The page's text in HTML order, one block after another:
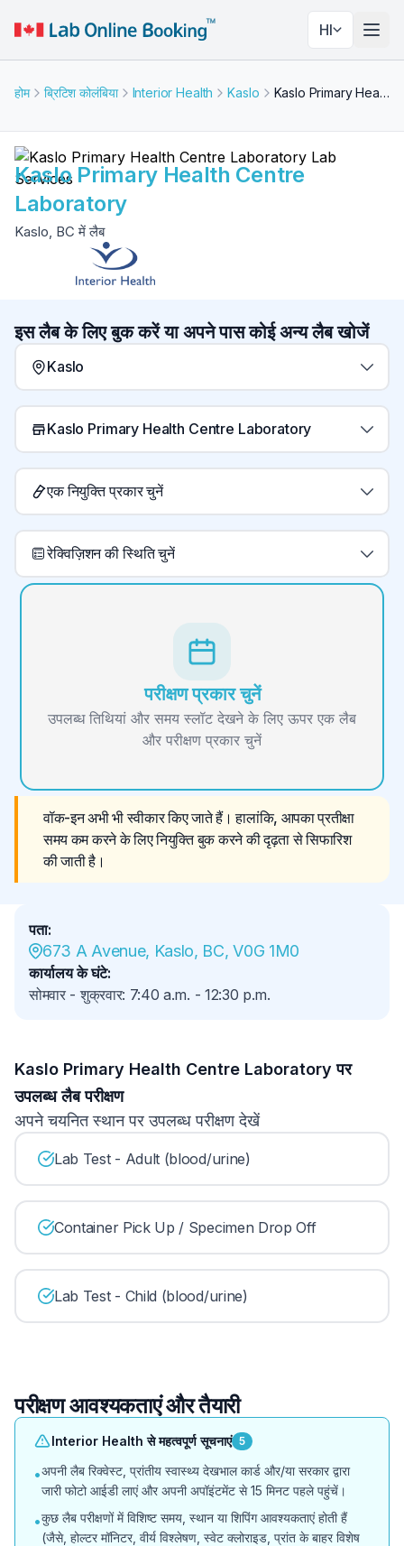
HI
होम ब्रिटिश कोलंबिया Interior Health Kaslo Kaslo Primary Health Centre Laboratory
Kaslo Primary Health Centre
Laboratory
Kaslo, BC में लैब
इस लैब के लिए बुक करें या अपने पास कोई अन्य लैब खोजें
Kaslo
Kaslo Primary Health Centre Laboratory
एक नियुक्ति प्रकार चुनें
रेक्विज़िशन की स्थिति चुनें
परीक्षण प्रकार चुनें
उपलब्ध तिथियां और समय स्लॉट देखने के लिए ऊपर एक लैब
और परीक्षण प्रकार चुनें
वॉक-इन अभी भी स्वीकार किए जाते हैं। हालांकि, आपका प्रतीक्षा
समय कम करने के लिए नियुक्ति बुक करने की दृढ़ता से सिफारिश
की जाती है।
पता:
673 A Avenue, Kaslo, BC, V0G 1M0
कार्यालय के घंटे:
सोमवार - शुक्रवार: 7:40 a.m. - 12:30 p.m.
Kaslo Primary Health Centre Laboratory पर
उपलब्ध लैब परीक्षण
अपने चयनित स्थान पर उपलब्ध परीक्षण देखें
Lab Test - Adult (blood/urine)
Container Pick Up / Specimen Drop Off
Lab Test - Child (blood/urine)
परीक्षण आवश्यकताएं और तैयारी
Interior Health से महत्वपूर्ण सूचनाएं 5
•अपनी लैब रिक्वेस्ट, प्रांतीय स्वास्थ्य देखभाल कार्ड और/या सरकार द्वारा
जारी फोटो आईडी लाएं और अपनी अपॉइंटमेंट से 15 मिनट पहले पहुंचें।
•कुछ लैब परीक्षणों में विशिष्ट समय, स्थान या शिपिंग आवश्यकताएं होती हैं
(जैसे, होल्टर मॉनिटर, वीर्य विश्लेषण, स्वेट क्लोराइड, प्रांत के बाहर विशेष